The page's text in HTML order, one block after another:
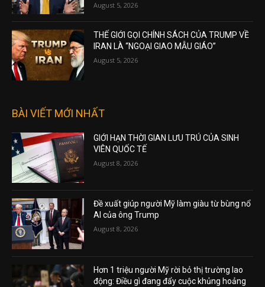
August 5, 2026
THẾ GIỚI GỌI CHÍNH SÁCH CỦA TRUMP VỀ
IRAN LÀ “NGOẠI GIAO MẪU GIÁO”
August 5, 2026
BÀI VIẾT MỚI NHẤT
GIỚI HẠN THỜI GIAN LƯU TRÚ CỦA SINH
VIÊN QUỐC TẾ
August 8, 2026
Đề xuất giúp người Mỹ làm giàu từ bùng nổ
AI của ông Trump
August 8, 2026
Hơn 1 triệu người Mỹ rời bỏ thị trường lao
động: Điều gì đang đẩy cuộc khủng hoảng